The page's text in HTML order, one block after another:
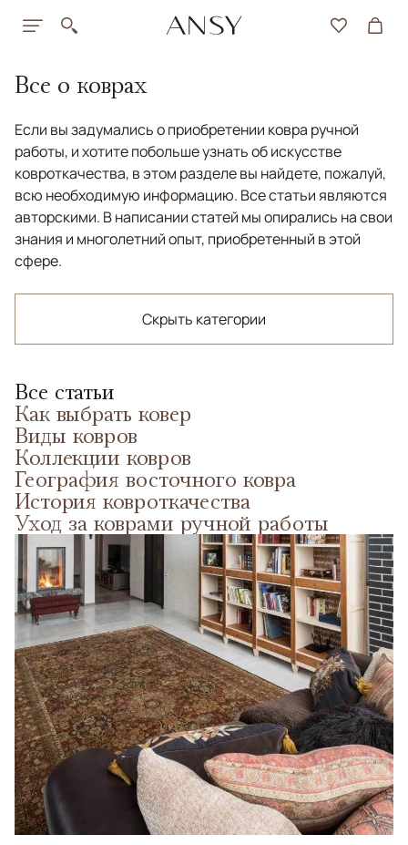
Все о коврах
Если вы задумались о приобретении ковра ручной
работы, и хотите побольше узнать об искусстве
ковроткачества, в этом разделе вы найдете, пожалуй,
всю необходимую информацию. Все статьи являются
авторскими. В написании статей мы опирались на свои
знания и многолетний опыт, приобретенный в этой
сфере.
Скрыть категории
Все статьи
Как выбрать ковер
Виды ковров
Коллекции ковров
География восточного ковра
История ковроткачества
Уход за коврами ручной работы